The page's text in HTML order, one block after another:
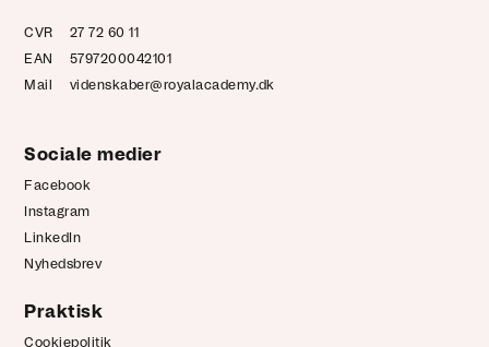
CVR
27 72 60 11
EAN
5797200042101
Mail
videnskaber@royalacademy.dk
Sociale medier
Facebook
Instagram
LinkedIn
Nyhedsbrev
Praktisk
Cookiepolitik